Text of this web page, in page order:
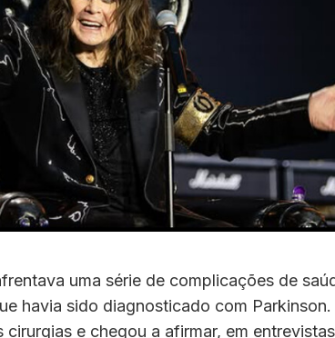
uma série de complicações de
havia sido diagnosticado com
e chegou a afirmar, em